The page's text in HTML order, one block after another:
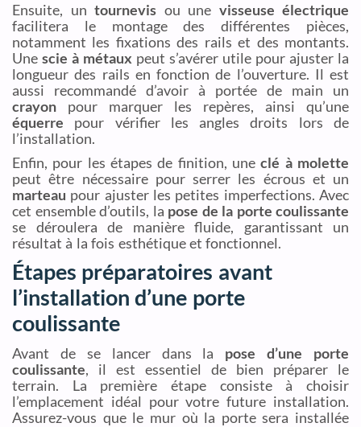
Ensuite, un tournevis ou une visseuse électrique
facilitera le montage des différentes pièces,
notamment les fixations des rails et des montants.
Une scie à métaux peut s’avérer utile pour ajuster la
longueur des rails en fonction de l’ouverture. Il est
aussi recommandé d’avoir à portée de main un
crayon pour marquer les repères, ainsi qu’une
équerre pour vérifier les angles droits lors de
l’installation.
Enfin, pour les étapes de finition, uneclé à molette
peut être nécessaire pour serrer les écrous et un
marteau pour ajuster les petites imperfections. Avec
cet ensemble d’outils, la pose de la porte coulissante
se déroulera de manière fluide, garantissant un
résultat à la fois esthétique et fonctionnel.
Étapes préparatoires avant
l’installation d’une porte
coulissante
Avant de se lancer dans la pose d’une porte
coulissante, il est essentiel de bien préparer le
terrain. La première étape consiste à choisir
l’emplacement idéal pour votre future installation.
Assurez-vous que le mur où la porte sera installée